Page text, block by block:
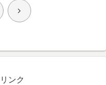
次
ンク